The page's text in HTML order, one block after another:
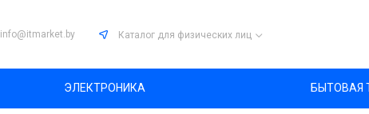
info@itmarket.by Каталог для физических лиц
ЭЛЕКТРОНИКА БЫТОВАЯ